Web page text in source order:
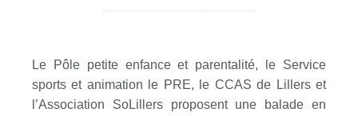
Le Pôle petite enfance et parentalité, le Service
sports et animation le PRE, le CCAS de Lillers et
l’Association SoLillers proposent une balade en